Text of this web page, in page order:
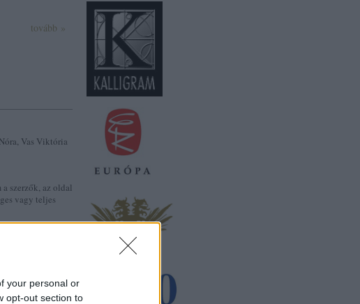
your personal or
opt-out section to
tovább »
Vas Viktória
szerzők, az oldal
vagy teljes